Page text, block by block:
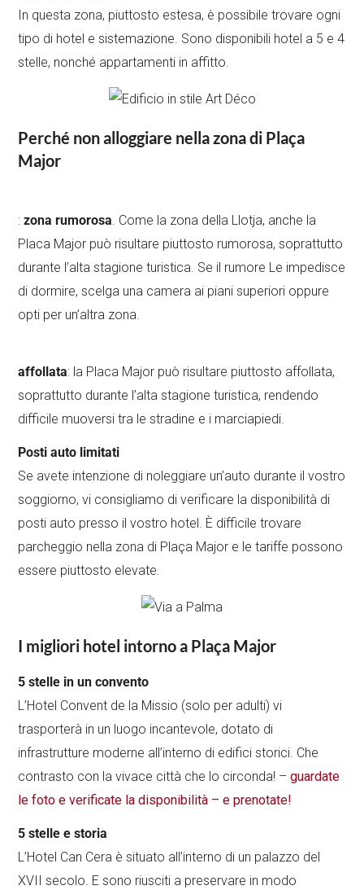
In questa zona, piuttosto estesa, è possibile trovare ogni
tipo di hotel e sistemazione. Sono disponibili hotel a 5 e 4
stelle, nonché appartamenti in affitto.
Perché non alloggiare nella zona di Plaça
Major
:zona rumorosa. Come la zona della Llotja, anche la
Placa Major può risultare piuttosto rumorosa, soprattutto
durante l’alta stagione turistica. Se il rumore Le impedisce
di dormire, scelga una camera ai piani superiori oppure
opti per un’altra zona.
affollata: la Placa Major può risultare piuttosto affollata,
soprattutto durante l’alta stagione turistica, rendendo
difficile muoversi tra le stradine e i marciapiedi.
Posti auto limitati
Se avete intenzione di noleggiare un’auto durante il vostro
soggiorno, vi consigliamo di verificare la disponibilità di
posti auto presso il vostro hotel. È difficile trovare
parcheggio nella zona di Plaça Major e le tariffe possono
essere piuttosto elevate.
I migliori hotel intorno a Plaça Major
5 stelle in un convento
L’Hotel Convent de la Missio (solo per adulti) vi
trasporterà in un luogo incantevole, dotato di
infrastrutture moderne all’interno di edifici storici. Che
contrasto con la vivace città che lo circonda! –guardate
le foto e verificate la disponibilità – e prenotate!
5 stelle e storia
L’Hotel Can Cera è situato all’interno di un palazzo del
XVII secolo. E sono riusciti a preservare in modo